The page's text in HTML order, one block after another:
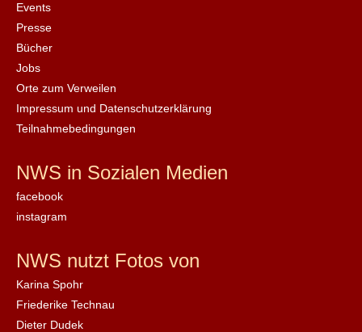
Events
Presse
Bücher
Jobs
Orte zum Verweilen
Impressum und Datenschutzerklärung
Teilnahmebedingungen
NWS in Sozialen Medien
facebook
instagram
NWS nutzt Fotos von
Karina Spohr
Friederike Technau
Dieter Dudek